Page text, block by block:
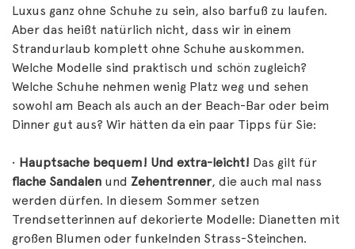
Luxus ganz ohne Schuhe zu sein, also barfuß zu laufen.
Aber das heißt natürlich nicht, dass wir in einem
Strandurlaub komplett ohne Schuhe auskommen.
Welche Modelle sind praktisch und schön zugleich?
Welche Schuhe nehmen wenig Platz weg und sehen
sowohl am Beach als auch an der Beach-Bar oder beim
Dinner gut aus? Wir hätten da ein paar Tipps für Sie:
• Hauptsache bequem! Und extra-leicht! Das gilt für
flache Sandalen und Zehentrenner, die auch mal nass
werden dürfen. In diesem Sommer setzen
Trendsetterinnen auf dekorierte Modelle: Dianetten mit
großen Blumen oder funkelnden Strass-Steinchen.